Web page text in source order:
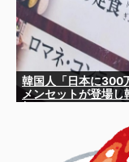
韓国人「日本に300
メンセットが登場